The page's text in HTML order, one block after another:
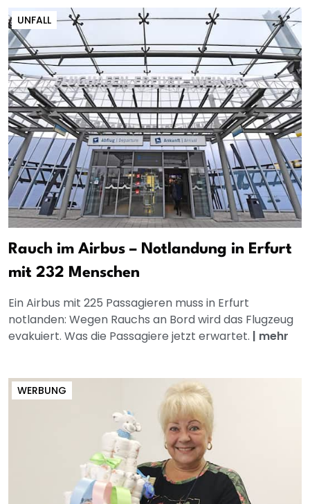
UNFALL
Rauch im Airbus – Notlandung in Erfurt
mit 232 Menschen
Ein Airbus mit 225 Passagieren muss in Erfurt
notlanden: Wegen Rauchs an Bord wird das Flugzeug
evakuiert. Was die Passagiere jetzt erwartet. | mehr
WERBUNG